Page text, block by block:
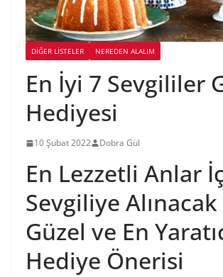
DIĞER LISTELER NEREDEN ALALIM
En İyi 7 Sevgililer
Hediyesi
10 Şubat 2022 Dobra Gül
En Lezzetli Anlar
Sevgiliye Alınacak
Güzel ve En
Hediye Önerisi